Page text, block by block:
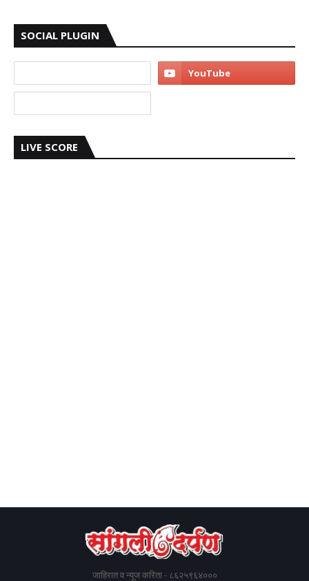
SOCIAL PLUGIN
LIVE SCORE
जाहिरात व न्यूज करिता - ८६२५९६४०००